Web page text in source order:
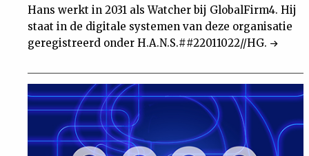
Hans werkt in 2031 als Watcher bij GlobalFirm4. Hij
staat in de digitale systemen van deze organisatie
geregistreerd onder H.A.N.S.##22011022//HG.